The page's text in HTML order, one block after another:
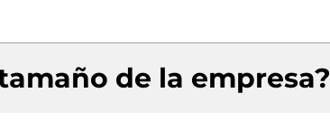
de la empresa?